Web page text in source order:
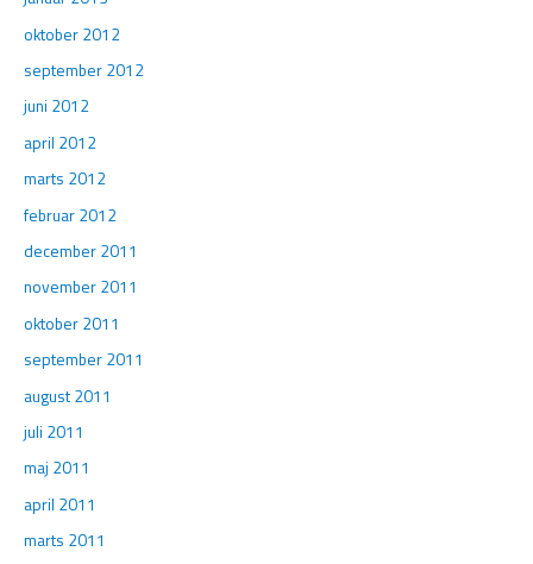
oktober 2012
september 2012
juni 2012
april 2012
marts 2012
februar 2012
december 2011
november 2011
oktober 2011
september 2011
august 2011
juli 2011
maj 2011
april 2011
marts 2011